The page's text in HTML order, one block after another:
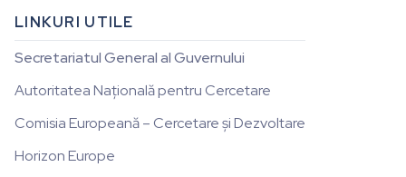
LINKURI UTILE
Secretariatul General al Guvernului
Autoritatea Națională pentru Cercetare
Comisia Europeană – Cercetare și Dezvoltare
Horizon Europe